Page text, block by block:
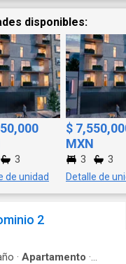
disponibles:
3
de unidad
$
MXN
3 3
Detalle de
2
· Apartamento ·